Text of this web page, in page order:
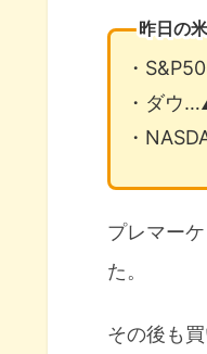
昨日の
・
・ダウ
・
プレマー
た。
その後も